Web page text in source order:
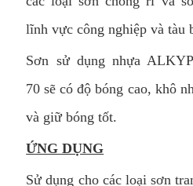
lĩnh vực công nghiệp và tàu
Sơn sử dụng nhựa
70 sẽ có độ bóng cao, khô
và giữ bóng tốt.
ỨNG DỤNG
Sử dụng cho các loại sơn